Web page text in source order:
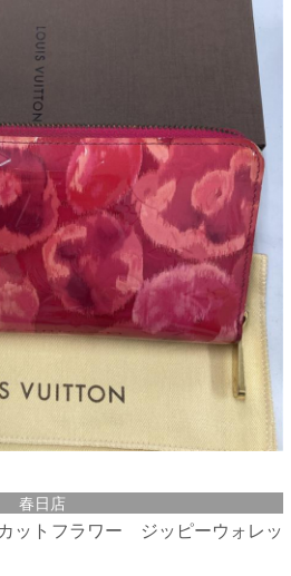
春日店
ットフラワー ジッピーウォレッ